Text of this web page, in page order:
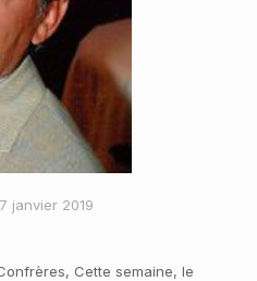
janvier 2019
Cette semaine, le